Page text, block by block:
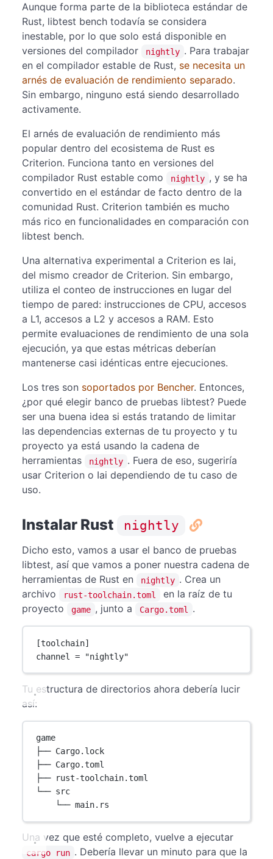
Aunque forma parte de la biblioteca estándar de
Rust, libtest bench todavía se considera
inestable, por lo que solo está disponible en
versiones del compilador
nightly . Para trabajar
en el compilador estable de Rust, se necesita un
arnés de evaluación de rendimiento separado.
Sin embargo, ninguno está siendo desarrollado
activamente.
El arnés de evaluación de rendimiento más
popular dentro del ecosistema de Rust es
Criterion. Funciona tanto en versiones del
compilador Rust estable como
nightly , y se ha
convertido en el estándar de facto dentro de la
comunidad Rust. Criterion también es mucho
más rico en funcionalidades en comparación con
libtest bench.
Una alternativa experimental a Criterion es Iai,
del mismo creador de Criterion. Sin embargo,
utiliza el conteo de instrucciones en lugar del
tiempo de pared: instrucciones de CPU, accesos
a L1, accesos a L2 y accesos a RAM. Esto
permite evaluaciones de rendimiento de una sola
ejecución, ya que estas métricas deberían
mantenerse casi idénticas entre ejecuciones.
Los tres son soportados por Bencher. Entonces,
¿por qué elegir banco de pruebas libtest? Puede
ser una buena idea si estás tratando de limitar
las dependencias externas de tu proyecto y tu
proyecto ya está usando la cadena de
herramientas
nightly . Fuera de eso, sugeriría
usar Criterion o Iai dependiendo de tu caso de
uso.
Instalar Rust nightly
Dicho esto, vamos a usar el banco de pruebas
libtest, así que vamos a poner nuestra cadena de
herramientas de Rust en
nightly . Crea un
archivo
rust-toolchain.toml
en la raíz de tu
proyecto
game , junto a Cargo.toml .
[toolchain]
channel =
"nightly"
Tu estructura de directorios ahora debería lucir
así:
game
├── Cargo.lock
├── Cargo.toml
├── rust-toolchain.toml
└── src
└── main.rs
Una vez que esté completo, vuelve a ejecutar
cargo run . Debería llevar un minuto para que la